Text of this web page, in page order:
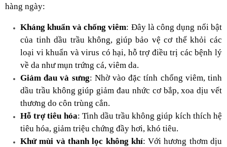
hàng ngày:
Kháng khuẩn và chống viêm: Đây là công dụng nổi bật
của tinh dầu trầu không, giúp bảo vệ cơ thể khỏi các
loại vi khuẩn và virus có hại, hỗ trợ điều trị các bệnh lý
về da như mụn trứng cá, viêm da.
Giảm đau và sưng: Nhờ vào đặc tính chống viêm, tinh
dầu trầu không giúp giảm đau nhức cơ bắp, xoa dịu vết
thương do côn trùng cắn.
Hỗ trợ tiêu hóa: Tinh dầu trầu không giúp kích thích hệ
tiêu hóa, giảm triệu chứng đầy hơi, khó tiêu.
Khử mùi và thanh lọc không khí: Với hương thơm dịu